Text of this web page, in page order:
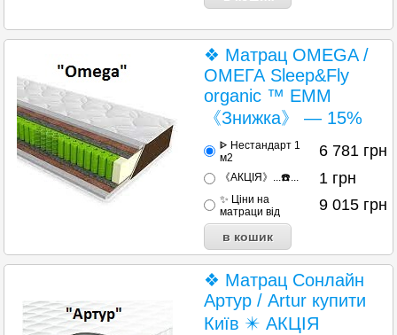
❖ Матрац OMEGA /
ОМЕГА Sleep&Fly
organic ™ ЕММ
《Знижка》 — 15%
ᐈ Нестандарт 1
м2
6 781 грн
《АКЦІЯ》...☎️... 1 грн
✨ Ціни на
матраци від
9 015 грн
❖ Матрац Сонлайн
Артур / Artur купити
Київ ✴️ АКЦІЯ